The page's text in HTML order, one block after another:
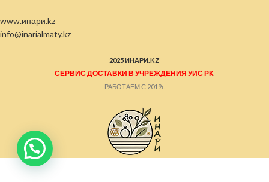
www.инари.kz
info@inarialmaty.kz
2025 ИНАРИ.KZ
СЕРВИС ДОСТАВКИ В УЧРЕЖДЕНИЯ УИС РК
РАБОТАЕМ С 2019г.